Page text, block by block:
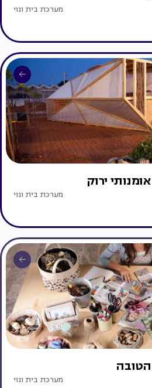
מערכת בית ונוי
ירוק
מערכת בית ונוי
מערכת בית ונוי